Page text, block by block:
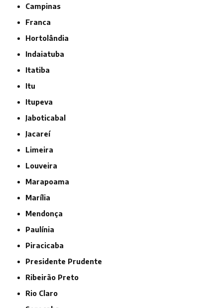
Campinas
Franca
Hortolândia
Indaiatuba
Itatiba
Itu
Itupeva
Jaboticabal
Jacareí
Limeira
Louveira
Marapoama
Marília
Mendonça
Paulínia
Piracicaba
Presidente Prudente
Ribeirão Preto
Rio Claro